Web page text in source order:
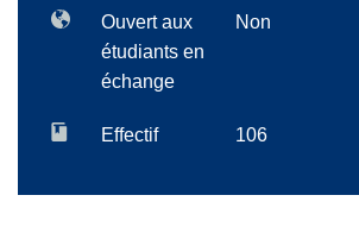
Ouvert aux
étudiants en
échange
Non
Effectif 106